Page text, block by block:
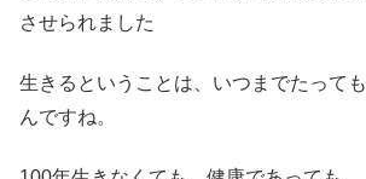
させられました
生きるということは、いつまでたって
んですね。